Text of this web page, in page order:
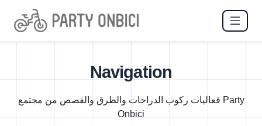
Navigation
فعاليات ركوب الدراجات والطرق والقصص من مجتمع Party
Onbici